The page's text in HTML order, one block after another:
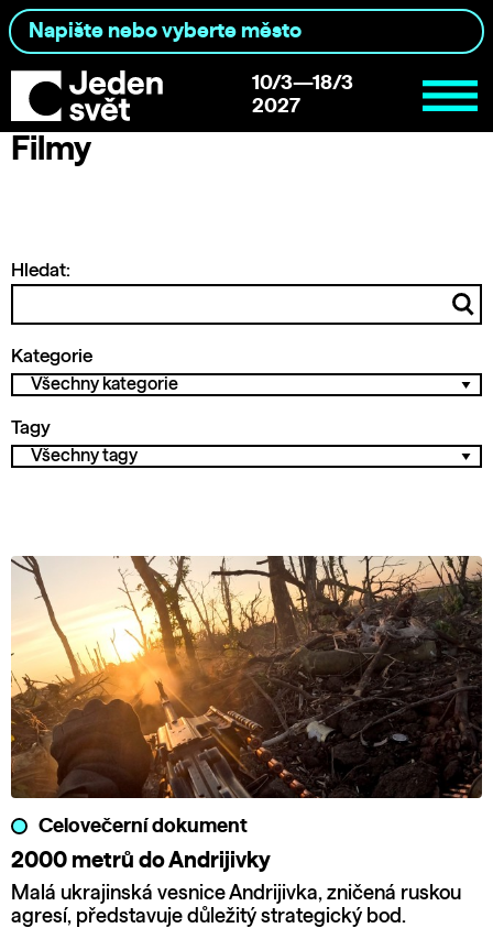
10/3—18/3
2027
Filmy
Hledat:
Kategorie
Tagy
Celovečerní dokument
2000 metrů do Andrijivky
Malá ukrajinská vesnice Andrijivka, zničená ruskou
agresí, představuje důležitý strategický bod.